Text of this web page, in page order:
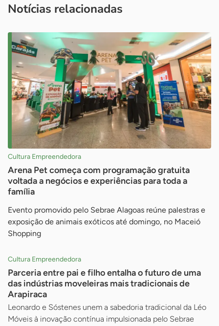
Notícias relacionadas
Cultura Empreendedora
Arena Pet começa com programação gratuita
voltada a negócios e experiências para toda a
família
Evento promovido pelo Sebrae Alagoas reúne palestras e
exposição de animais exóticos até domingo, no Maceió
Shopping
Cultura Empreendedora
Parceria entre pai e filho entalha o futuro de uma
das indústrias moveleiras mais tradicionais de
Arapiraca
Leonardo e Sóstenes unem a sabedoria tradicional da Léo
Móveis à inovação contínua impulsionada pelo Sebrae